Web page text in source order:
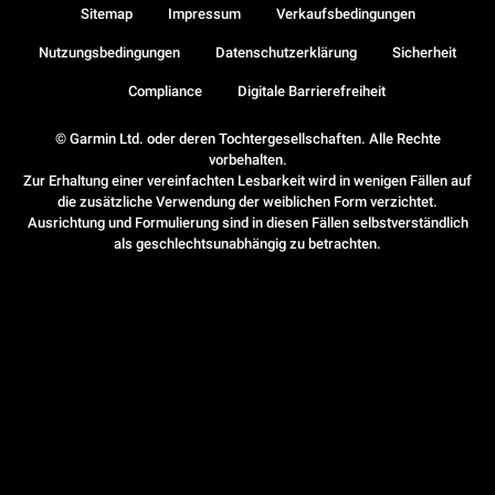
© Garmin Ltd. oder deren Tochtergesellschaften. Alle Rechte
vorbehalten.
Zur Erhaltung einer vereinfachten Lesbarkeit wird in wenigen Fällen auf
die zusätzliche Verwendung der weiblichen Form verzichtet.
Ausrichtung und Formulierung sind in diesen Fällen selbstverständlich
als geschlechtsunabhängig zu betrachten.
Sitemap Impressum Verkaufsbedingungen
Nutzungsbedingungen Datenschutzerklärung Sicherheit
Compliance Digitale Barrierefreiheit